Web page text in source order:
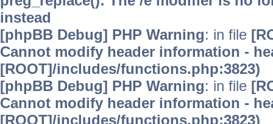
instead
[phpBB Debug] PHP Warning: in file
Cannot modify header information -
[ROOT]/includes/functions.php:3823)
[phpBB Debug] PHP Warning: in file
Cannot modify header information -
[ROOT]/includes/functions.php:3823)